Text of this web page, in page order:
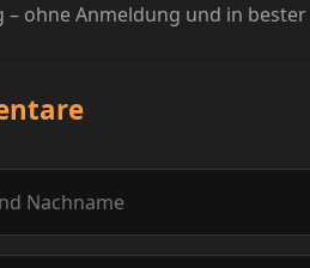
ohne Anmeldung und in